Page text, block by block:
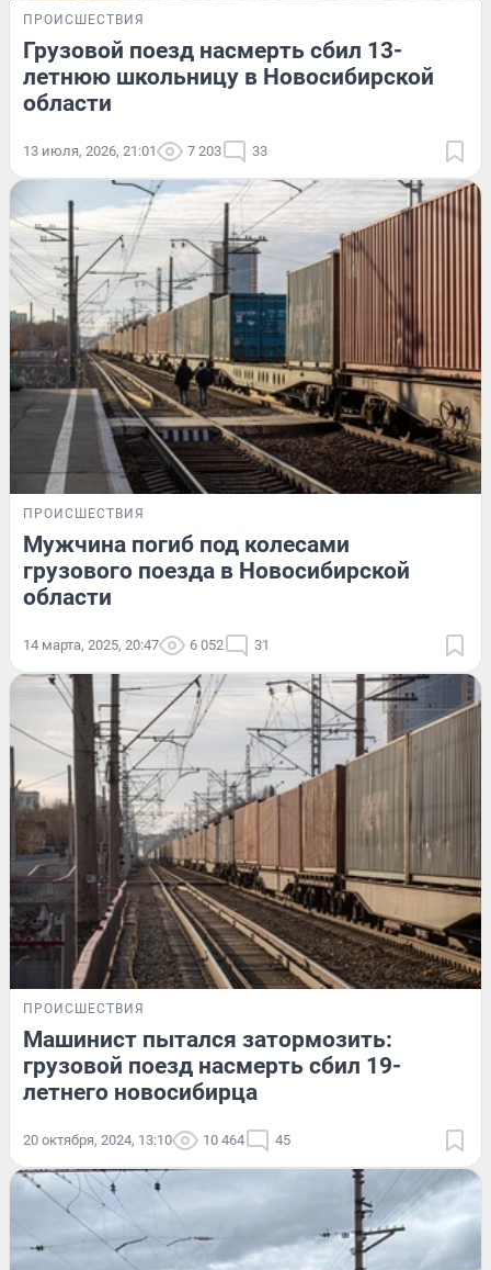
ПРОИСШЕСТВИЯ
Грузовой поезд насмерть сбил 13-
летнюю школьницу в Новосибирской
области
13 июля, 2026, 21:01 7 203 33
ПРОИСШЕСТВИЯ
Мужчина погиб под колесами
грузового поезда в Новосибирской
области
14 марта, 2025, 20:47 6 052 31
ПРОИСШЕСТВИЯ
Машинист пытался затормозить:
грузовой поезд насмерть сбил 19-
летнего новосибирца
20 октября, 2024, 13:10 10 464 45